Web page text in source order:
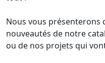
Nous vous présenterons
nouveautés de notre
ou de nos projets qui